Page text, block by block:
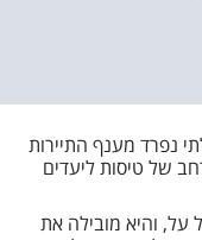
נפרד מענף התיירות
של טיסות ליעדים
והיא מובילה את